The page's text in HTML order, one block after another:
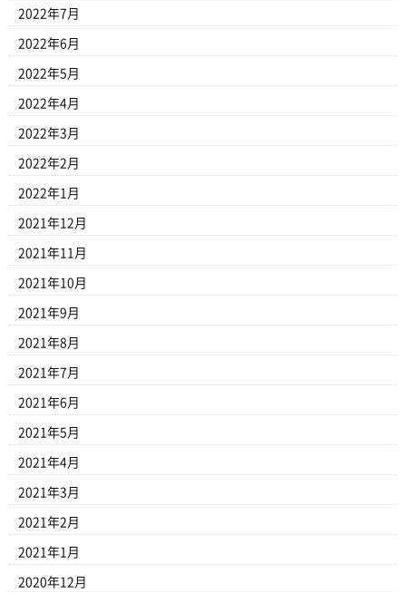
2022年7月
2022年6月
2022年5月
2022年4月
2022年3月
2022年2月
2022年1月
2021年12月
2021年11月
2021年10月
2021年9月
2021年8月
2021年7月
2021年6月
2021年5月
2021年4月
2021年3月
2021年2月
2021年1月
2020年12月